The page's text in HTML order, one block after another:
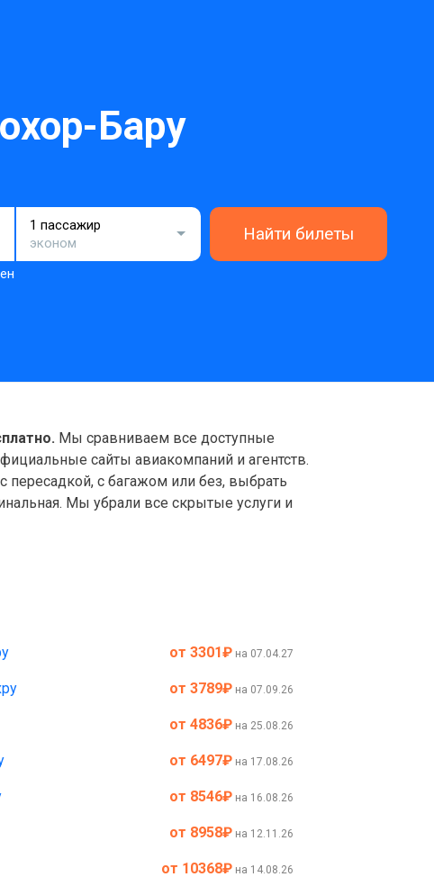
Бару
1 пассажир
эконом
Найти билеты
Мы сравниваем все доступные
сайты авиакомпаний и агентств.
с багажом или без, выбрать
Мы убрали все скрытые услуги и
от 3301₽ на 07.04.27
от 3789₽ на 07.09.26
от 4836₽ на 25.08.26
от 6497₽ на 17.08.26
от 8546₽ на 16.08.26
от 8958₽ на 12.11.26
от 10368₽ на 14.08.26